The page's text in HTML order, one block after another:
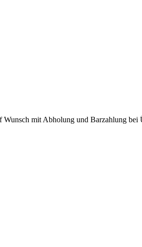
mit Abholung und Barzahlung bei